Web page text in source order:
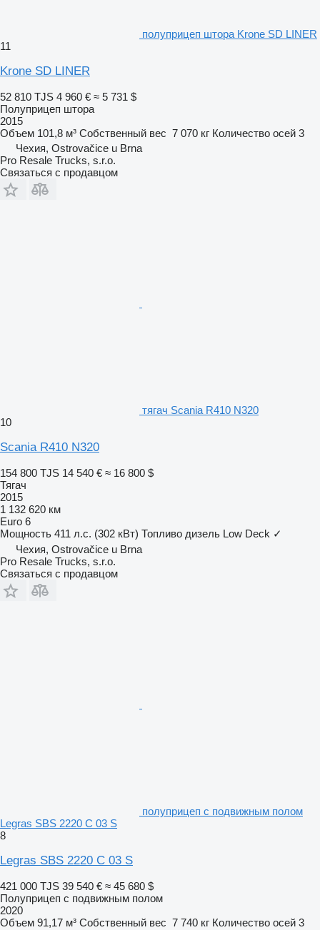
полуприцеп штора Krone SD LINER
11
Krone SD LINER
52 810 TJS 4 960 € ≈ 5 731 $
Полуприцеп штора
2015
Объем 101,8 м³ Собственный вес 7 070 кг Количество осей 3
Чехия, Ostrovačice u Brna
Pro Resale Trucks, s.r.o.
Связаться с продавцом
тягач Scania R410 N320
10
Scania R410 N320
154 800 TJS 14 540 € ≈ 16 800 $
Тягач
2015
1 132 620 км
Euro 6
Мощность 411 л.с. (302 кВт) Топливо дизель Low Deck ✓
Чехия, Ostrovačice u Brna
Pro Resale Trucks, s.r.o.
Связаться с продавцом
полуприцеп с подвижным полом
Legras SBS 2220 C 03 S
8
Legras SBS 2220 C 03 S
421 000 TJS 39 540 € ≈ 45 680 $
Полуприцеп с подвижным полом
2020
Объем 91,17 м³ Собственный вес 7 740 кг Количество осей 3